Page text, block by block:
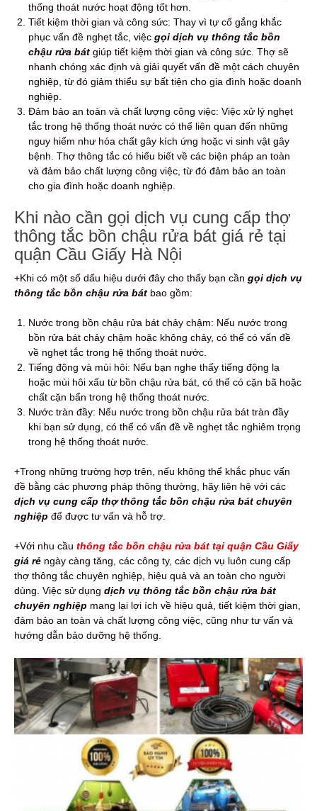
thống thoát nước hoạt động tốt hơn.
Tiết kiệm thời gian và công sức: Thay vì tự cố gắng khắc
phục vấn đề nghẹt tắc, việc gọi dịch vụ thông tắc bồn
chậu rửa bát giúp tiết kiệm thời gian và công sức. Thợ sẽ
nhanh chóng xác định và giải quyết vấn đề một cách chuyên
nghiệp, từ đó giảm thiểu sự bất tiện cho gia đình hoặc doanh
nghiệp.
Đảm bảo an toàn và chất lượng công việc: Việc xử lý nghẹt
tắc trong hệ thống thoát nước có thể liên quan đến những
nguy hiểm như hóa chất gây kích ứng hoặc vi sinh vật gây
bệnh. Thợ thông tắc có hiểu biết về các biện pháp an toàn
và đảm bảo chất lượng công việc, từ đó đảm bảo an toàn
cho gia đình hoặc doanh nghiệp.
Khi nào cần gọi dịch vụ cung cấp thợ
thông tắc bồn chậu rửa bát giá rẻ tại
quận Cầu Giấy Hà Nội
+Khi có một số dấu hiệu dưới đây cho thấy bạn cần gọi dịch vụ
thông tắc bồn chậu rửa bát bao gồm:
Nước trong bồn chậu rửa bát chảy chậm: Nếu nước trong
bồn rửa bát chảy chậm hoặc không chảy, có thể có vấn đề
về nghẹt tắc trong hệ thống thoát nước.
Tiếng động và mùi hôi: Nếu bạn nghe thấy tiếng động lạ
hoặc mùi hôi xấu từ bồn chậu rửa bát, có thể có cặn bã hoặc
chất cặn bẩn trong hệ thống thoát nước.
Nước tràn đầy: Nếu nước trong bồn chậu rửa bát tràn đầy
khi bạn sử dụng, có thể có vấn đề về nghẹt tắc nghiêm trọng
trong hệ thống thoát nước.
+Trong những trường hợp trên, nếu không thể khắc phục vấn
đề bằng các phương pháp thông thường, hãy liên hệ với các
dịch vụ cung cấp thợ thông tắc bồn chậu rửa bát chuyên
nghiệp để được tư vấn và hỗ trợ.
+Với nhu cầu thông tắc bồn chậu rửa bát tại quận Cầu Giấy
giá rẻ ngày càng tăng, các công ty, các dịch vụ luôn cung cấp
thợ thông tắc chuyên nghiệp, hiệu quả và an toàn cho người
dùng. Việc sử dụng dịch vụ thông tắc bồn chậu rửa bát
chuyên nghiệp mang lại lợi ích về hiệu quả, tiết kiệm thời gian,
đảm bảo an toàn và chất lượng công việc, cũng như tư vấn và
hướng dẫn bảo dưỡng hệ thống.